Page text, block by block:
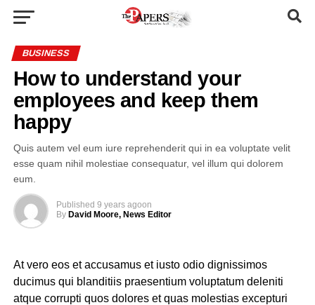
BUSINESS
How to understand your
employees and keep them
happy
Quis autem vel eum iure reprehenderit qui in ea voluptate velit
esse quam nihil molestiae consequatur, vel illum qui dolorem
eum.
Published 9 years agoon
By David Moore, News Editor
At vero eos et accusamus et iusto odio dignissimos
ducimus qui blanditiis praesentium voluptatum deleniti
atque corrupti quos dolores et quas molestias excepturi